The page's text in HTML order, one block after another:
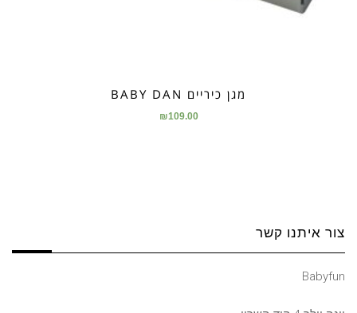
מגן כיריים BABY DAN
₪109.00
צור איתנו קשר
Babyfun